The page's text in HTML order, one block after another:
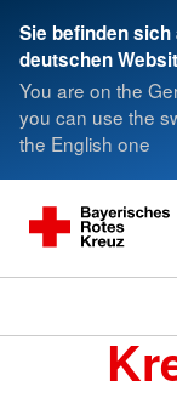
Sie befinden sich
deutschen
You are on the
you can use the
the English one